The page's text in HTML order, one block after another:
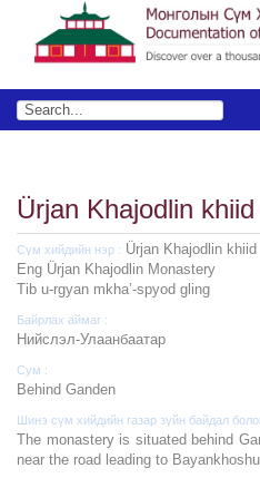
Ürjan Khajodlin khiid
Сүм хийдийн нэр : Ürjan Khajodlin khiid
Eng Ürjan Khajodlin Monastery
Tib u-rgyan mkha’-spyod gling
Байрлах аймаг :
Нийслэл-Улаанбаатар
Сум :
Behind Ganden
Шинэ сүм хийдийн газар зүйн байдал
The monastery is situated behind
near the road leading to